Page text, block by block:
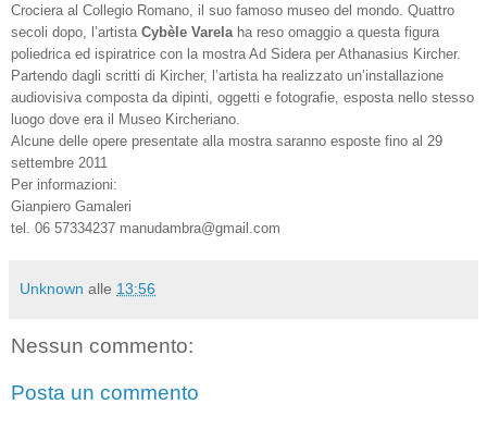
Crociera al Collegio Romano, il suo famoso museo del mondo. Quattro
secoli dopo, l’artista Cybèle Varela ha reso omaggio a questa figura
poliedrica ed ispiratrice con la mostra Ad Sidera per Athanasius Kircher.
Partendo dagli scritti di Kircher, l’artista ha realizzato un’installazione
audiovisiva composta da dipinti, oggetti e fotografie, esposta nello stesso
luogo dove era il Museo Kircheriano.
Alcune delle opere presentate alla mostra saranno esposte fino al 29
settembre 2011
Per informazioni:
Gianpiero Gamaleri
tel. 06 57334237 manudambra@gmail.com
Unknown alle 13:56
Nessun commento:
Posta un commento